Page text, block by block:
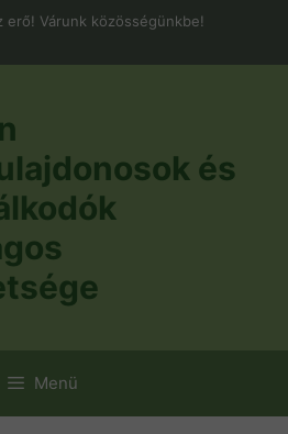
erő! Várunk közösségünkbe!
és
Menü